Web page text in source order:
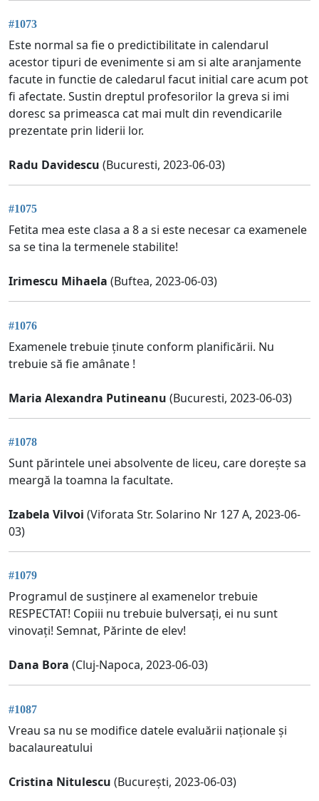
#1073
Este normal sa fie o predictibilitate in calendarul
acestor tipuri de evenimente si am si alte aranjamente
facute in functie de caledarul facut initial care acum pot
fi afectate. Sustin dreptul profesorilor la greva si imi
doresc sa primeasca cat mai mult din revendicarile
prezentate prin liderii lor.
Radu Davidescu (Bucuresti, 2023-06-03)
#1075
Fetita mea este clasa a 8 a si este necesar ca examenele
sa se tina la termenele stabilite!
Irimescu Mihaela (Buftea, 2023-06-03)
#1076
Examenele trebuie ținute conform planificării. Nu
trebuie să fie amânate !
Maria Alexandra Putineanu (Bucuresti, 2023-06-03)
#1078
Sunt părintele unei absolvente de liceu, care dorește sa
meargă la toamna la facultate.
Izabela Vilvoi (Viforata Str. Solarino Nr 127 A, 2023-06-
03)
#1079
Programul de susținere al examenelor trebuie
RESPECTAT! Copiii nu trebuie bulversați, ei nu sunt
vinovați! Semnat, Părinte de elev!
Dana Bora (Cluj-Napoca, 2023-06-03)
#1087
Vreau sa nu se modifice datele evaluării naționale și
bacalaureatului
Cristina Nitulescu (București, 2023-06-03)